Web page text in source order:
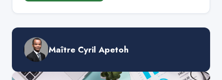
Maître Cyril Apetoh